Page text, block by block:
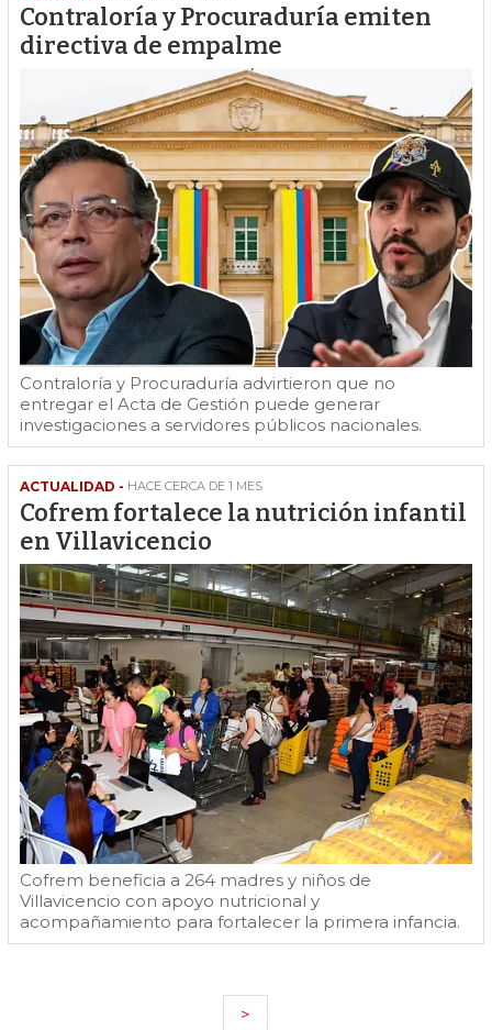
Contraloría y Procuraduría emiten
directiva de empalme
Contraloría y Procuraduría advirtieron que no
entregar el Acta de Gestión puede generar
investigaciones a servidores públicos nacionales.
ACTUALIDAD - HACE CERCA DE 1 MES
Cofrem fortalece la nutrición infantil
en Villavicencio
Cofrem beneficia a 264 madres y niños de
Villavicencio con apoyo nutricional y
acompañamiento para fortalecer la primera infancia.
>